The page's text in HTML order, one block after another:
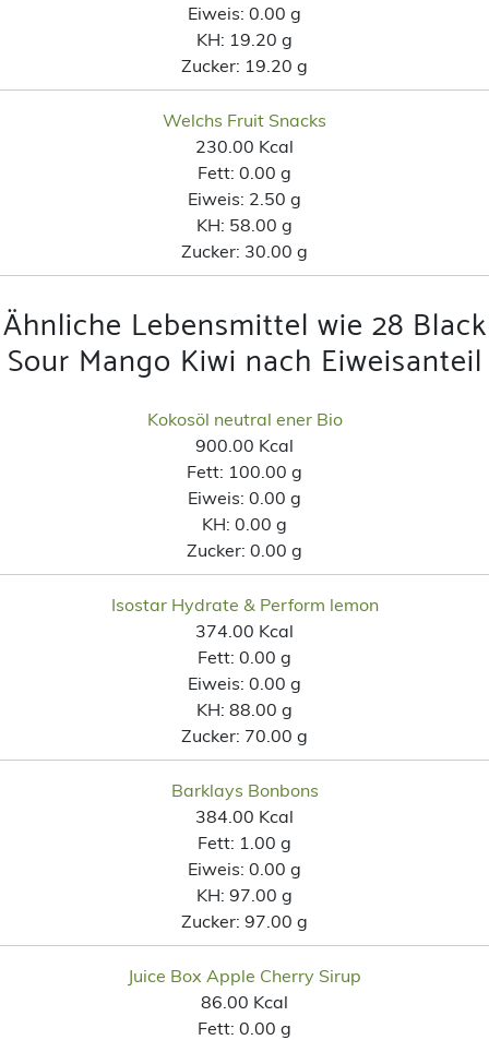
Eiweis: 0.00 g
KH: 19.20 g
Zucker: 19.20 g
Welchs Fruit Snacks
230.00 Kcal
Fett: 0.00 g
Eiweis: 2.50 g
KH: 58.00 g
Zucker: 30.00 g
Ähnliche Lebensmittel wie 28 Black
Sour Mango Kiwi nach Eiweisanteil
Kokosöl neutral ener Bio
900.00 Kcal
Fett: 100.00 g
Eiweis: 0.00 g
KH: 0.00 g
Zucker: 0.00 g
Isostar Hydrate & Perform lemon
374.00 Kcal
Fett: 0.00 g
Eiweis: 0.00 g
KH: 88.00 g
Zucker: 70.00 g
Barklays Bonbons
384.00 Kcal
Fett: 1.00 g
Eiweis: 0.00 g
KH: 97.00 g
Zucker: 97.00 g
Juice Box Apple Cherry Sirup
86.00 Kcal
Fett: 0.00 g